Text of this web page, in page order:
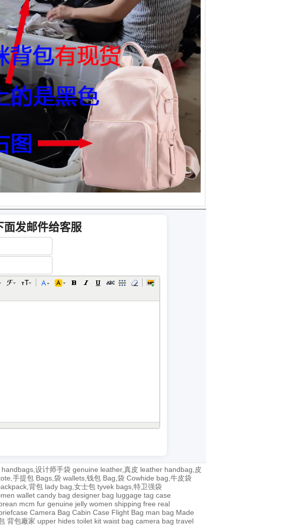
设计师手袋 genuine leather,真皮 leather handbag,皮
手提包 Bags,袋 wallets,钱包 Bag,袋 Cowhide bag,牛皮袋
背包 lady bag,女士包 tyvek bags,特卫强袋
wallet candy bag designer bag luggage tag case
mcm fur genuine jelly women shipping free real
Camera Bag Cabin Case Flight Bag man bag Made
背包廠家 upper hides toilet kit waist bag camera bag travel